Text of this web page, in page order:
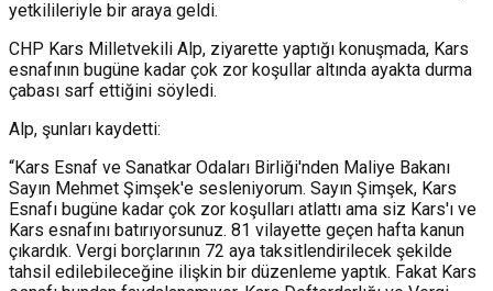
yetkilileriyle bir araya geldi.
CHP Kars Milletvekili Alp, ziyarette yaptığı konuşmada, Kars
esnafının bugüne kadar çok zor koşullar altında ayakta durma
çabası sarf ettiğini söyledi.
Alp, şunları kaydetti:
“Kars Esnaf ve Sanatkar Odaları Birliği'nden Maliye Bakanı
Sayın Mehmet Şimşek'e sesleniyorum. Sayın Şimşek, Kars
Esnafı bugüne kadar çok zor koşulları atlattı ama siz Kars'ı ve
Kars esnafını batırıyorsunuz. 81 vilayette geçen hafta kanun
çıkardık. Vergi borçlarının 72 aya taksitlendirilecek şekilde
tahsil edilebileceğine ilişkin bir düzenleme yaptık. Fakat Kars